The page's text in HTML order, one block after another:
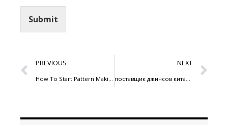
Submit
PREVIOUS
How To Start Pattern Making For Your Denim Line
NEXT
поставщик джинсов китайского производства